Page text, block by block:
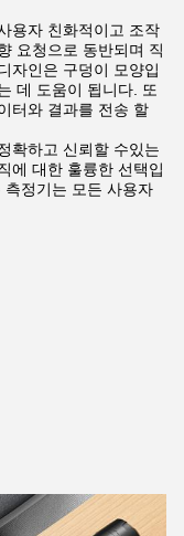
용자 친화적이고 조작
요청으로 동반되며 직
자인은 구덩이 모양입
데 도움이 됩니다. 또
터와 결과를 전송 할
확하고 신뢰할 수있는
에 대한 훌륭한 선택입
정기는 모든 사용자